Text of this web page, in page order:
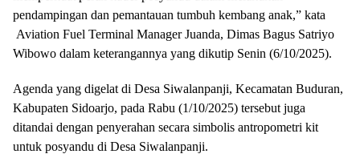
pendampingan dan pemantauan tumbuh kembang anak,” kata
Aviation Fuel Terminal Manager Juanda, Dimas Bagus Satriyo
Wibowo dalam keterangannya yang dikutip Senin (6/10/2025).
Agenda yang digelat di Desa Siwalanpanji, Kecamatan Buduran,
Kabupaten Sidoarjo, pada Rabu (1/10/2025) tersebut juga
ditandai dengan penyerahan secara simbolis antropometri kit
untuk posyandu di Desa Siwalanpanji.